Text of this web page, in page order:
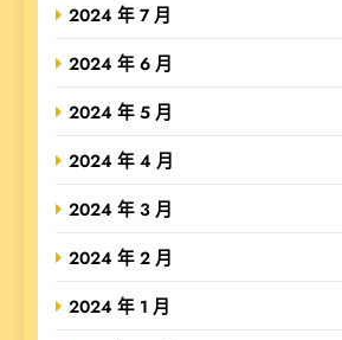
2024 年 7 月
2024 年 6 月
2024 年 5 月
2024 年 4 月
2024 年 3 月
2024 年 2 月
2024 年 1 月